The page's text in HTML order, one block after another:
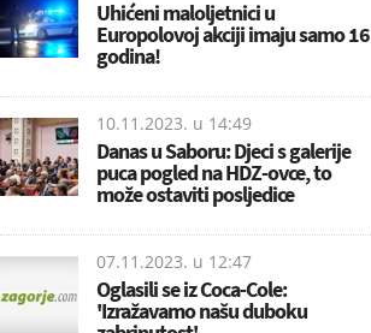
Uhićeni maloljetnici u
Europolovoj akciji imaju samo 16
godina!
10.11.2023. u 14:49
Danas u Saboru: Djeci s galerije
puca pogled na HDZ-ovce, to
može ostaviti posljedice
07.11.2023. u 12:47
Oglasili se iz Coca-Cole:
'Izražavamo našu duboku